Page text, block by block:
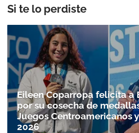
Si te lo perdiste
Eileen Coparropa felicita a
por su cosecha de
Juegos Centroamericanos
2026